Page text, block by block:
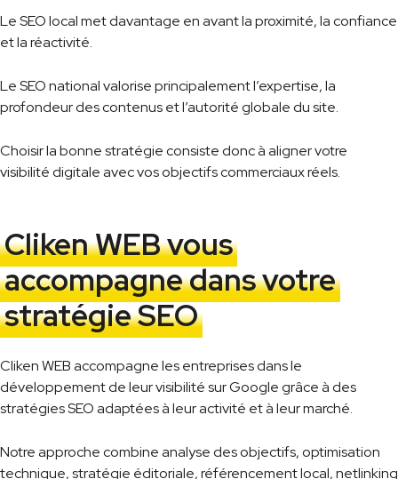
Le SEO local met davantage en avant la proximité, la confiance
et la réactivité.
Le SEO national valorise principalement l’expertise, la
profondeur des contenus et l’autorité globale du site.
Choisir la bonne stratégie consiste donc à aligner votre
visibilité digitale avec vos objectifs commerciaux réels.
Cliken WEB vous
accompagne dans votre
stratégie SEO
Cliken WEB accompagne les entreprises dans le
développement de leur visibilité sur Google grâce à des
stratégies SEO adaptées à leur activité et à leur marché.
Notre approche combine analyse des objectifs, optimisation
technique, stratégie éditoriale, référencement local, netlinking